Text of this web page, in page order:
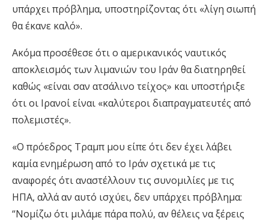
υπάρχει πρόβλημα, υποστηρίζοντας ότι «λίγη σιωπή
θα έκανε καλό».
Ακόμα προσέθεσε ότι ο αμερικανικός ναυτικός
αποκλεισμός των λιμανιών του Ιράν θα διατηρηθεί
καθώς «είναι σαν ατσάλινο τείχος» και υποστήριξε
ότι οι Ιρανοί είναι «καλύτεροι διαπραγματευτές από
πολεμιστές».
«Ο πρόεδρος Τραμπ μου είπε ότι δεν έχει λάβει
καμία ενημέρωση από το Ιράν σχετικά με τις
αναφορές ότι αναστέλλουν τις συνομιλίες με τις
ΗΠΑ, αλλά αν αυτό ισχύει, δεν υπάρχει πρόβλημα:
“Νομίζω ότι μιλάμε πάρα πολύ, αν θέλεις να ξέρεις